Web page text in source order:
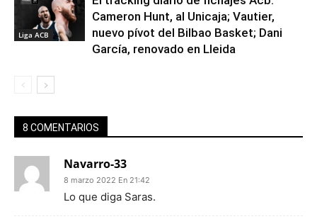
Liga ACB
Cameron Hunt, al Unicaja; Vautier,
nuevo pívot del Bilbao Basket; Dani
García, renovado en Lleida
8 COMENTARIOS
Navarro-33
8 marzo 2022 En 21:42
Lo que diga Saras.